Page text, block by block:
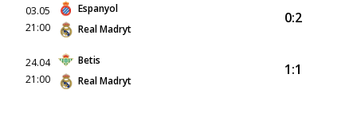
03.05
21:00
Espanyol
Real Madryt
0:2
24.04
21:00
Betis
Real Madryt
1:1